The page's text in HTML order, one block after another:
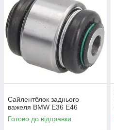
Сайлентблок заднього
важеля BMW E36 E46
Готово до відправки